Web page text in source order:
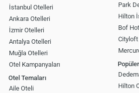
İstanbul Otelleri
Ankara Otelleri
İzmir Otelleri
Antalya Otelleri
Muğla Otelleri
Otel Kampanyaları
Otel Temaları
Aile Oteli
Park
Hilton
Bof
Cityloft
Hilton